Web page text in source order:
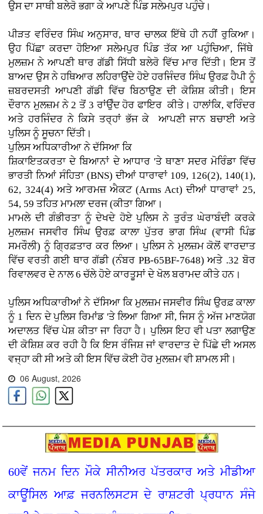
ਉਸ ਦਾ ਸਾਥੀ ਬਲੇਰੋ ਭਗਾ ਕੇ ਆਪਣੇ ਪਿੰਡ ਸਲੇਮਪੁਰ ਪਹੁੰਚੇ।
ਪੀੜਤ ਵਰਿੰਦਰ ਸਿੰਘ ਅਨੁਸਾਰ, ਥਾਰ ਚਾਲਕ ਇੱਥੇ ਹੀ ਨਹੀਂ ਰੁਕਿਆ।
ਉਹ ਪਿੱਛਾ ਕਰਦਾ ਹੋਇਆ ਸਲੇਮਪੁਰ ਪਿੰਡ ਤੱਕ ਆ ਪਹੁੰਚਿਆ, ਜਿੱਥੇ
ਮੁਲਜ਼ਮ ਨੇ ਆਪਣੀ ਥਾਰ ਗੱਡੀ ਸਿੱਧੀ ਬਲੇਰੋ ਵਿੱਚ ਮਾਰ ਦਿੱਤੀ। ਇਸ ਤੋਂ
ਬਾਅਦ ਉਸ ਨੇ ਹਥਿਆਰ ਲਹਿਰਾਉਂਦੇ ਹੋਏ ਹਰਜਿੰਦਰ ਸਿੰਘ ਉਰਫ਼ ਹੈਪੀ ਨੂੰ
ਜ਼ਬਰਦਸਤੀ ਆਪਣੀ ਗੱਡੀ ਵਿੱਚ ਬਿਠਾਉਣ ਦੀ ਕੋਸ਼ਿਸ਼ ਕੀਤੀ। ਇਸ
ਦੌਰਾਨ ਮੁਲਜ਼ਮ ਨੇ 2 ਤੋਂ 3 ਰਾਂਉੰਦ ਹੋਰ ਫਾਇਰ ਕੀਤੇ। ਹਾਲਾਂਕਿ, ਵਰਿੰਦਰ
ਅਤੇ ਹਰਜਿੰਦਰ ਨੇ ਕਿਸੇ ਤਰ੍ਹਾਂ ਭੱਜ ਕੇ ਆਪਣੀ ਜਾਨ ਬਚਾਈ ਅਤੇ
ਪੁਲਿਸ ਨੂੰ ਸੂਚਨਾ ਦਿੱਤੀ।
ਪੁਲਿਸ ਅਧਿਕਾਰੀਆ ਨੇ ਦੱਸਿਆ ਕਿ
ਸ਼ਿਕਾਇਤਕਰਤਾ ਦੇ ਬਿਆਨਾਂ ਦੇ ਆਧਾਰ 'ਤੇ ਥਾਣਾ ਸਦਰ ਮੋਰਿੰਡਾ ਵਿੱਚ
ਭਾਰਤੀ ਨਿਆਂ ਸੰਹਿਤਾ (BNS) ਦੀਆਂ ਧਾਰਾਵਾਂ 109, 126(2), 140(1),
62, 324(4) ਅਤੇ ਆਰਮਜ਼ ਐਕਟ (Arms Act) ਦੀਆਂ ਧਾਰਾਵਾਂ 25,
54, 59 ਤਹਿਤ ਮਾਮਲਾ ਦਰਜ (ਕੀਤਾ ਗਿਆ।
ਮਾਮਲੇ ਦੀ ਗੰਭੀਰਤਾ ਨੂੰ ਦੇਖਦੇ ਹੋਏ ਪੁਲਿਸ ਨੇ ਤੁਰੰਤ ਘੇਰਾਬੰਦੀ ਕਰਕੇ
ਮੁਲਜ਼ਮ ਜਸਵੀਰ ਸਿੰਘ ਉਰਫ਼ ਕਾਲਾ ਪੁੱਤਰ ਭਾਗ ਸਿੰਘ (ਵਾਸੀ ਪਿੰਡ
ਸਮਰੌਲੀ) ਨੂੰ ਗ੍ਰਿਫ਼ਤਾਰ ਕਰ ਲਿਆ। ਪੁਲਿਸ ਨੇ ਮੁਲਜ਼ਮ ਕੋਲੋਂ ਵਾਰਦਾਤ
ਵਿੱਚ ਵਰਤੀ ਗਈ ਥਾਰ ਗੱਡੀ (ਨੰਬਰ PB-65BF-7648) ਅਤੇ .32 ਬੋਰ
ਰਿਵਾਲਵਰ ਦੇ ਨਾਲ 6 ਚੱਲੇ ਹੋਏ ਕਾਰਤੂਸਾਂ ਦੇ ਖੋਲ ਬਰਾਮਦ ਕੀਤੇ ਹਨ।
ਪੁਲਿਸ ਅਧਿਕਾਰੀਆਂ ਨੇ ਦੱਸਿਆ ਕਿ ਮੁਲਜ਼ਮ ਜਸਵੀਰ ਸਿੰਘ ਉਰਫ਼ ਕਾਲਾ
ਨੂੰ 1 ਦਿਨ ਦੇ ਪੁਲਿਸ ਰਿਮਾਂਡ 'ਤੇ ਲਿਆ ਗਿਆ ਸੀ, ਜਿਸ ਨੂੰ ਅੱਜ ਮਾਣਯੋਗ
ਅਦਾਲਤ ਵਿੱਚ ਪੇਸ਼ ਕੀਤਾ ਜਾ ਰਿਹਾ ਹੈ। ਪੁਲਿਸ ਇਹ ਵੀ ਪਤਾ ਲਗਾਉਣ
ਦੀ ਕੋਸ਼ਿਸ਼ ਕਰ ਰਹੀ ਹੈ ਕਿ ਇਸ ਰੰਜਿਸ਼ ਜਾਂ ਵਾਰਦਾਤ ਦੇ ਪਿੱਛੇ ਦੀ ਅਸਲ
ਵਜ੍ਹਾ ਕੀ ਸੀ ਅਤੇ ਕੀ ਇਸ ਵਿੱਚ ਕੋਈ ਹੋਰ ਮੁਲਜ਼ਮ ਵੀ ਸ਼ਾਮਲ ਸੀ।
06 August, 2026
60ਵੇਂ ਜਨਮ ਦਿਨ ਮੌਕੇ ਸੀਨੀਅਰ ਪੱਤਰਕਾਰ ਅਤੇ ਮੀਡੀਆ
ਕਾਊਂਸਿਲ ਆਫ਼ ਜਰਨਲਿਸਟਸ ਦੇ ਰਾਸ਼ਟਰੀ ਪ੍ਰਧਾਨ ਸੰਜੇ